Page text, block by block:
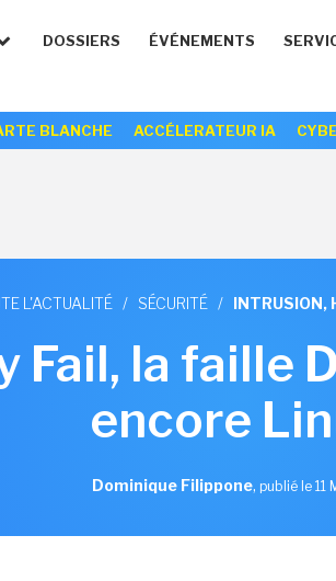
DOSSIERS ÉVÉNEMENTS
BLANCHE ACCÉLERATEUR IA
L'ACTUALITÉ / SÉCURITÉ / INTRUSION,
Fail, la faille
encore
Dominique Filippone, publié le 11